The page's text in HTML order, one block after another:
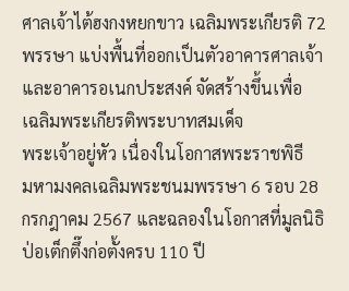
ศาลเจ้าไต้ฮงกงหยกขาว เฉลิมพระเกียรติ 72
พรรษา แบ่งพื้นที่ออกเป็นตัวอาคารศาลเจ้า
และอาคารอเนกประสงค์ จัดสร้างขึ้นเพื่อ
เฉลิมพระเกียรติพระบาทสมเด็จ
พระเจ้าอยู่หัว เนื่องในโอกาสพระราชพิธี
มหามงคลเฉลิมพระชนมพรรษา 6 รอบ 28
กรกฎาคม 2567 และฉลองในโอกาสที่มูลนิธิ
ป่อเต็กตึ๊งก่อตั้งครบ 110 ปี